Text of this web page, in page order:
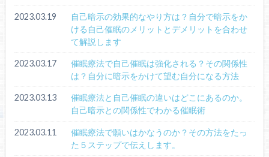
2023.03.19
自己暗示の効果的なやり方は？自分で暗示をか
ける自己催眠のメリットとデメリットを合わせ
て解説します
2023.03.17
催眠療法で自己催眠は強化される？その関係性
は？自分に暗示をかけて望む自分になる方法
2023.03.13
催眠療法と自己催眠の違いはどこにあるのか。
自己暗示との関係性でわかる催眠術
2023.03.11
催眠療法で願いはかなうのか？その方法をたっ
た５ステップで伝えします。